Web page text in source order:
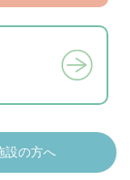
設の方へ